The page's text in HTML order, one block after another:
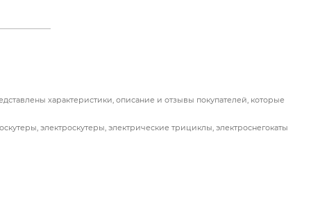
характеристики, описание и отзывы покупателей, которые
электроскутеры, электрические трициклы, электроснегокаты